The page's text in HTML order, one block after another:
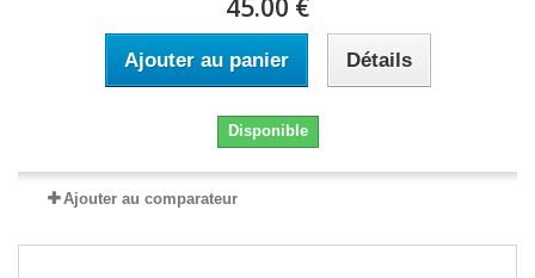
45.00 €
Ajouter au panier Détails
Disponible
Ajouter au comparateur